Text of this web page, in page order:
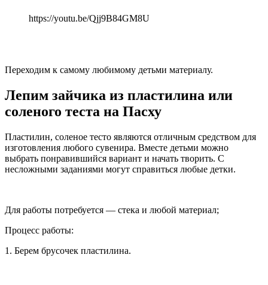
https://youtu.be/Qjj9B84GM8U
Переходим к самому любимому детьми материалу.
Лепим зайчика из пластилина или
соленого теста на Пасху
Пластилин, соленое тесто являются отличным средством для
изготовления любого сувенира. Вместе детьми можно
выбрать понравившийся вариант и начать творить. С
несложными заданиями могут справиться любые детки.
Для работы потребуется — стека и любой материал;
Процесс работы:
1. Берем брусочек пластилина.